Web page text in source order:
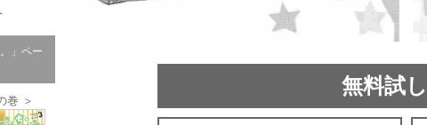
」ペー
巻 ＞
無料試